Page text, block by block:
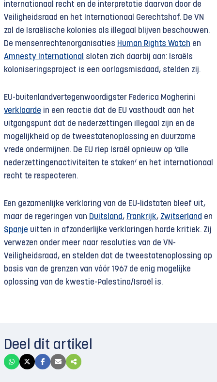
internationaal recht en de interpretatie daarvan door de
Veiligheidsraad en het Internationaal Gerechtshof. De VN
zal de Israëlische kolonies als illegaal blijven beschouwen.
De mensenrechtenorganisaties Human Rights Watch en
Amnesty International sloten zich daarbij aan: Israëls
koloniseringsproject is een oorlogsmisdaad, stelden zij.
EU-buitenlandvertegenwoordigster Federica Mogherini
verklaarde in een reactie dat de EU vasthoudt aan het
uitgangspunt dat de nederzettingen illegaal zijn en de
mogelijkheid op de tweestatenoplossing en duurzame
vrede ondermijnen. De EU riep Israël opnieuw op ‘alle
nederzettingenactiviteiten te staken’ en het internationaal
recht te respecteren.
Een gezamenlijke verklaring van de EU-lidstaten bleef uit,
maar de regeringen van Duitsland, Frankrijk, Zwitserland en
Spanje uitten in afzonderlijke verklaringen harde kritiek. Zij
verwezen onder meer naar resoluties van de VN-
Veiligheidsraad, en stelden dat de tweestatenoplossing op
basis van de grenzen van vóór 1967 de enig mogelijke
oplossing van de kwestie-Palestina/Israël is.
Deel dit artikel